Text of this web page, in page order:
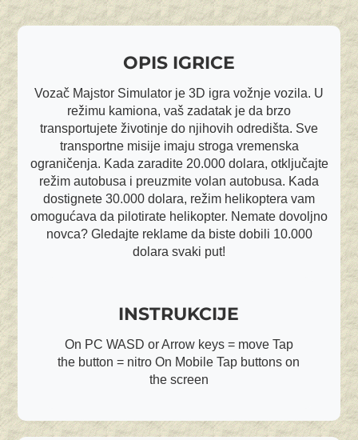
OPIS IGRICE
Vozač Majstor Simulator je 3D igra vožnje vozila. U
režimu kamiona, vaš zadatak je da brzo
transportujete životinje do njihovih odredišta. Sve
transportne misije imaju stroga vremenska
ograničenja. Kada zaradite 20.000 dolara, otključajte
režim autobusa i preuzmite volan autobusa. Kada
dostignete 30.000 dolara, režim helikoptera vam
omogućava da pilotirate helikopter. Nemate dovoljno
novca? Gledajte reklame da biste dobili 10.000
dolara svaki put!
INSTRUKCIJE
On PC WASD or Arrow keys = move Tap
the button = nitro On Mobile Tap buttons on
the screen